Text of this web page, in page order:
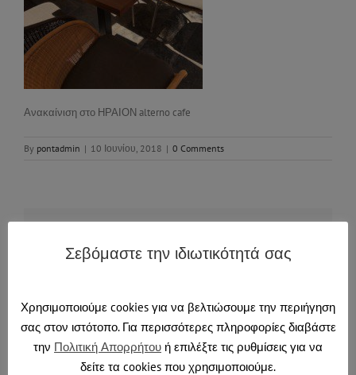
Ανακαίνιση στο ΗΡΑΙΟΝ alterno cafe
By pontadmin | 10 Ιουνίου, 2018 | 0 Comments
Facebook
X RedditLinkedInTumblrPinterest
Email
About the Author:pontadmin
Σεβόμαστε την ιδιωτικότητά σας
Χρησιμοποιούμε cookies για να βελτιώσουμε την περιήγηση
σας στον ιστότοπο. Για περισσότερες πληροφορίες διαβάστε
την Πολιτική Απορρήτου ή επιλέξτε τις ρυθμίσεις για να
δείτε τα cookies που χρησιμοποιούμε.